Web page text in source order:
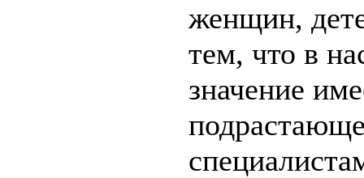
женщин,
тем, что в
значение